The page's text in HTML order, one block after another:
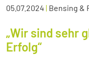
05.07.2024 | Bensing &
„Wir sind sehr
Erfolg“